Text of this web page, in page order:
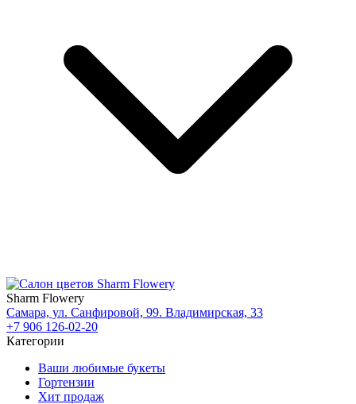
Sharm Flowery
Самара, ул. Санфировой, 99. Владимирская, 33
+7 906 126-02-20
Категории
Ваши любимые букеты
Гортензии
Хит продаж